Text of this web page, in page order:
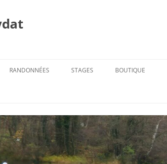
RANDONNÉES STAGES BOUTIQUE